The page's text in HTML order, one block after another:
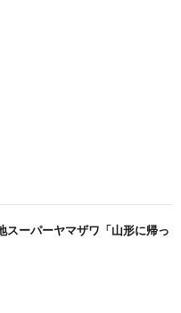
スーパーヤマザワ「山形に帰っ